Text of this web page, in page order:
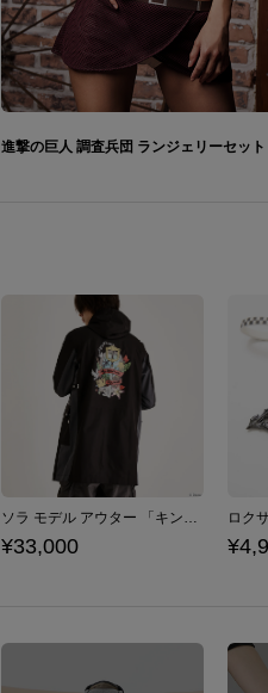
進撃の巨人 調査兵団 ランジェリーセット
ソラ モデル アウター 「キングダム ハーツ」シリーズ
¥33,000